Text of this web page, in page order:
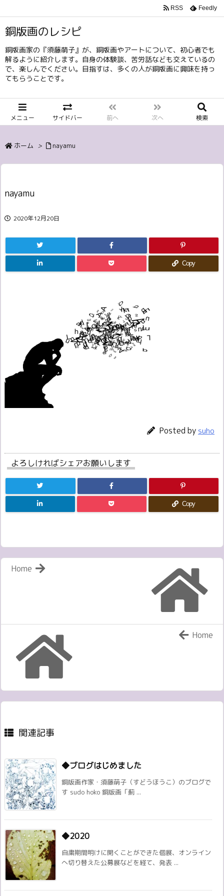
銅版画のレシピ
銅版画家の『須藤萌子』が、銅版画やアートについて、初心者でも
解るように紹介します。自身の体験談、苦労話なども交えているの
で、楽しんでください。目指すは、多くの人が銅版画に興味を持っ
てもらうことです。
メニュー サイドバー 前へ 次へ 検索
RSS Feedly
ホーム > nayamu
nayamu
2020年12月20日
Copy
Posted by suho
よろしければシェアお願いします
Copy
Home
Home
関連記事
◆ブログはじめました
銅版画作家・須藤萌子（すどうほうこ）のブログで
す sudo hoko 銅版画「薊 ...
◆2020
自粛期間明けに開くことができた個展、オンライン
へ切り替えた公募展などを経て、発表 ...